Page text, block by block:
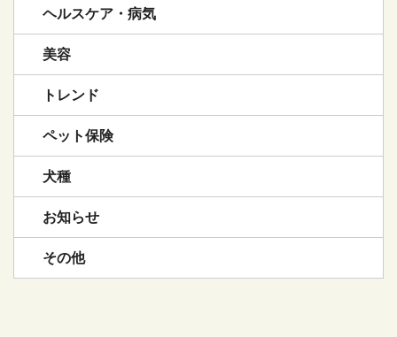
ヘルスケア・病気
美容
トレンド
ペット保険
犬種
お知らせ
その他